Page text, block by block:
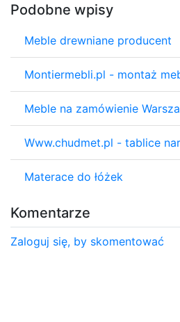
Podobne wpisy
Meble drewniane producent
Montiermebli.pl - montaż
Meble na zamówienie
Www.chudmet.pl - tablice
Materace do łóżek
Komentarze
Zaloguj się, by skomentować